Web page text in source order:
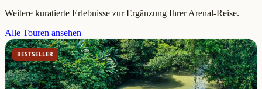
Weitere kuratierte Erlebnisse zur Ergänzung Ihrer Arenal-Reise.
Alle Touren ansehen